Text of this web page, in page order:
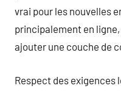
vrai pour les nouvelles
principalement en
ajouter une couche de
Respect des